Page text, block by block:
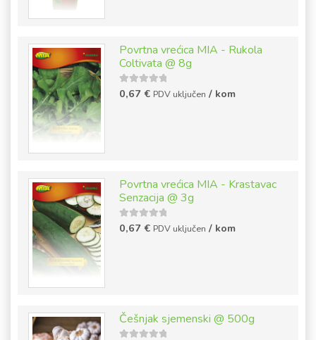
Povrtna vrećica MIA - Rukola
Coltivata @ 8g
5 out of
5
0,67€ PDV uključen / kom
Povrtna vrećica MIA - Krastavac
Senzacija @ 3g
5 out of
5
0,67€ PDV uključen / kom
Češnjak sjemenski @ 500g